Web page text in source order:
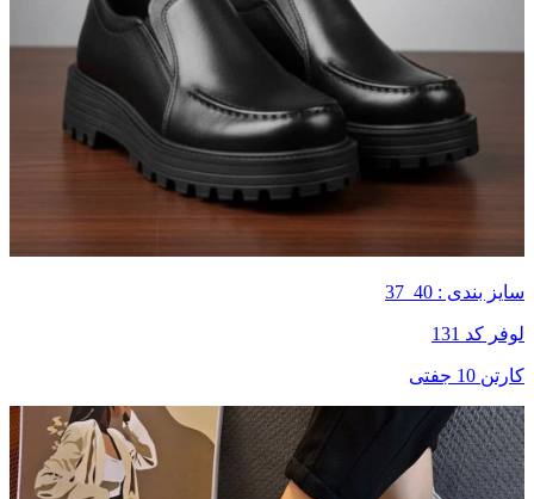
سایز بندی : 40_37
لوفر کد 131
کارتن 10 جفتی